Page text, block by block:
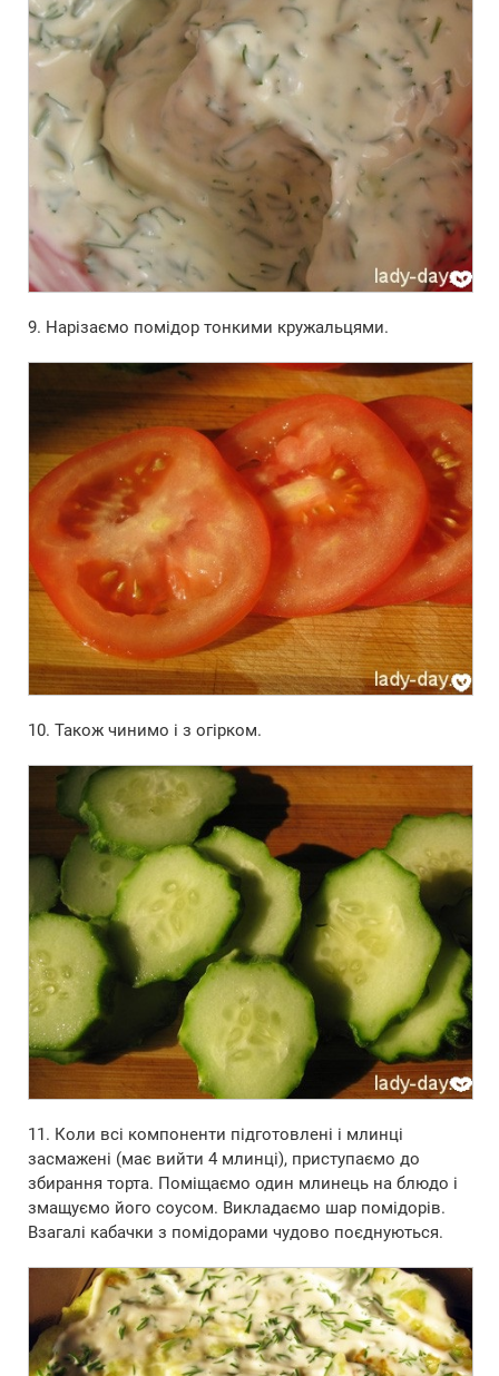
9. Нарізаємо помідор тонкими кружальцями.
10. Також чинимо і з огірком.
11. Коли всі компоненти підготовлені і млинці
засмажені (має вийти 4 млинці), приступаємо до
збирання торта. Поміщаємо один млинець на блюдо і
змащуємо його соусом. Викладаємо шар помідорів.
Взагалі кабачки з помідорами чудово поєднуються.